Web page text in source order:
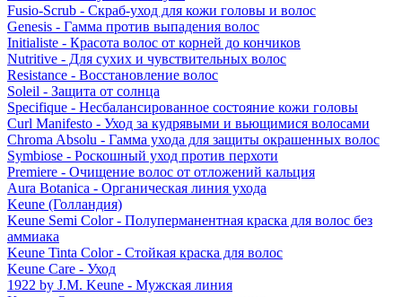
Fusio-Scrub - Скраб-уход для кожи головы и волос
Genesis - Гамма против выпадения волос
Initialiste - Красота волос от корней до кончиков
Nutritive - Для сухих и чувствительных волос
Resistance - Восстановление волос
Soleil - Защита от солнца
Specifique - Несбалансированное состояние кожи головы
Curl Manifesto - Уход за кудрявыми и вьющимися волосами
Chroma Absolu - Гамма ухода для защиты окрашенных волос
Symbiose - Роскошный уход против перхоти
Premiere - Очищение волос от отложений кальция
Aura Botanica - Органическая линия ухода
Keune (Голландия)
Keune Semi Color - Полуперманентная краска для волос без
аммиака
Keune Tinta Color - Стойкая краска для волос
Keune Care - Уход
1922 by J.M. Keune - Мужская линия